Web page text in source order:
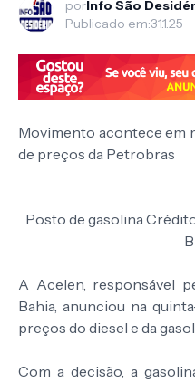
porInfo São
Publicado em:31.1.25
Movimento acontece em
de preços da Petrobras
Posto de gasolina
A Acelen, responsável
Bahia, anunciou na
preços do diesel e da
Com a decisão, a